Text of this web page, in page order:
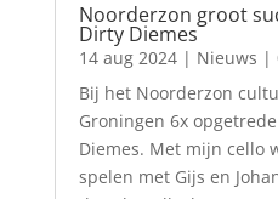
Noorderzon groot
Dirty Diemes
14 aug 2024| Nieuws |
Bij het Noorderzon
Groningen 6x
Diemes. Met mijn cello
spelen met Gijs en